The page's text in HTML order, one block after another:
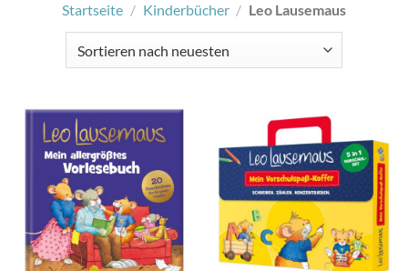
Startseite / Kinderbücher / Leo Lausemaus